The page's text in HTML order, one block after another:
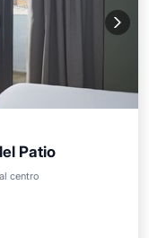
Patio
centro
Piscina